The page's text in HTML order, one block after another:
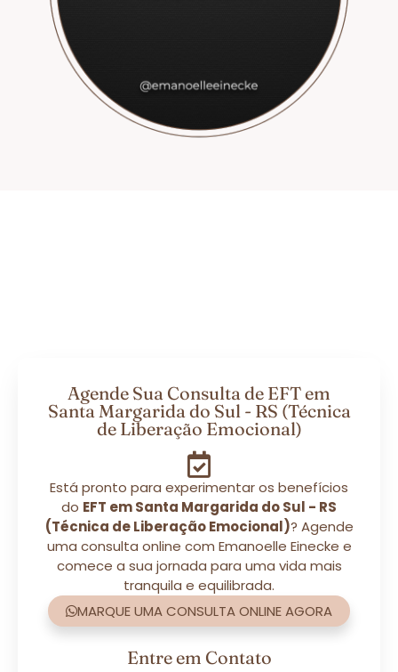
Agende Sua Consulta de EFT em
Santa Margarida do Sul - RS (Técnica
de Liberação Emocional)
Está pronto para experimentar os benefícios
do EFT em Santa Margarida do Sul - RS
(Técnica de Liberação Emocional)? Agende
uma consulta online com Emanoelle Einecke e
comece a sua jornada para uma vida mais
tranquila e equilibrada.
MARQUE UMA CONSULTA ONLINE AGORA
Entre em Contato